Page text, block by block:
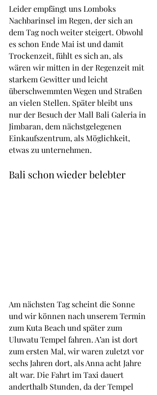
Leider empfängt uns Lomboks
Nachbarinsel im Regen, der sich an
dem Tag noch weiter steigert. Obwohl
es schon Ende Mai ist und damit
Trockenzeit, fühlt es sich an, als
wären wir mitten in der Regenzeit mit
starkem Gewitter und leicht
überschwemmten Wegen und Straßen
an vielen Stellen. Später bleibt uns
nur der Besuch der Mall Bali Galeria in
Jimbaran, dem nächstgelegenen
Einkaufszentrum, als Möglichkeit,
etwas zu unternehmen.
Bali schon wieder belebter
Am nächsten Tag scheint die Sonne
und wir können nach unserem Termin
zum Kuta Beach und später zum
Uluwatu Tempel fahren. A’an ist dort
zum ersten Mal, wir waren zuletzt vor
sechs Jahren dort, als Anna acht Jahre
alt war. Die Fahrt im Taxi dauert
anderthalb Stunden, da der Tempel